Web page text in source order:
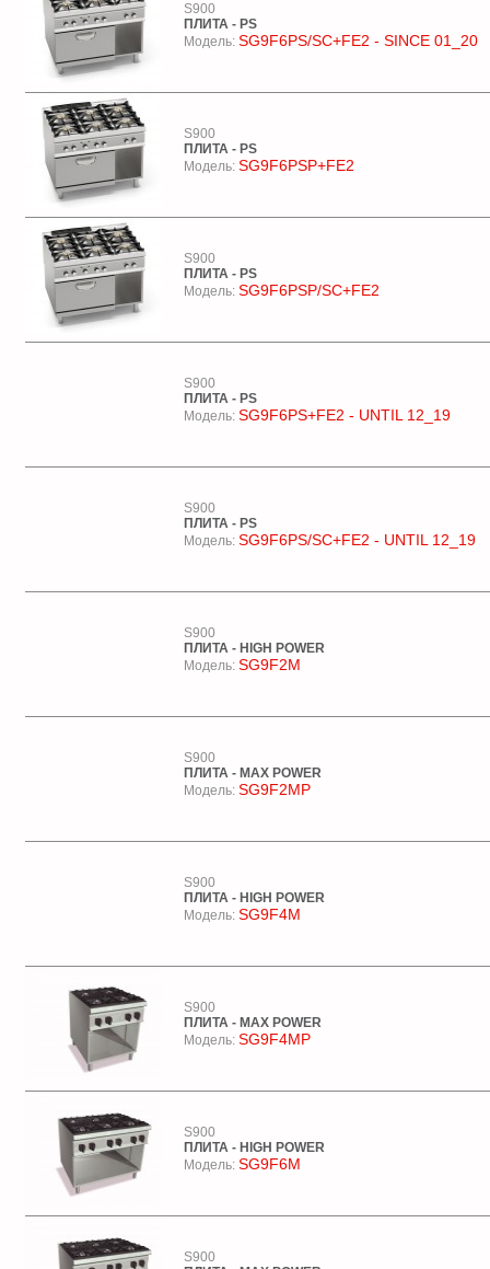
S900
ПЛИТА - PS
Модель: SG9F6PS/SC+FE2 - SINCE 01_20
S900
ПЛИТА - PS
Модель: SG9F6PSP+FE2
S900
ПЛИТА - PS
Модель: SG9F6PSP/SC+FE2
S900
ПЛИТА - PS
Модель: SG9F6PS+FE2 - UNTIL 12_19
S900
ПЛИТА - PS
Модель: SG9F6PS/SC+FE2 - UNTIL 12_19
S900
ПЛИТА - HIGH POWER
Модель: SG9F2M
S900
ПЛИТА - MAX POWER
Модель: SG9F2MP
S900
ПЛИТА - HIGH POWER
Модель: SG9F4M
S900
ПЛИТА - MAX POWER
Модель: SG9F4MP
S900
ПЛИТА - HIGH POWER
Модель: SG9F6M
S900